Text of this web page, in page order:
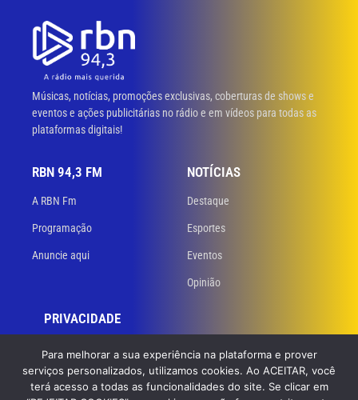
Músicas, notícias, promoções exclusivas, coberturas de shows e
eventos e ações publicitárias no rádio e em vídeos para todas as
plataformas digitais!
RBN 94,3 FM
A RBN Fm
Programação
Anuncie aqui
NOTÍCIAS
Destaque
Esportes
Eventos
Opinião
PRIVACIDADE
Políticas de privacidade
Termos de uso
Para melhorar a sua experiência na plataforma e prover
serviços personalizados, utilizamos cookies. Ao ACEITAR, você
terá acesso a todas as funcionalidades do site. Se clicar em